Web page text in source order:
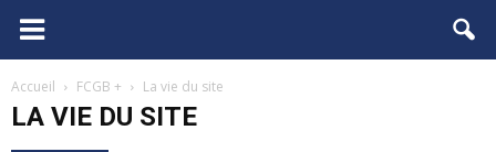
FCGB.net
Accueil FCGB + La vie du site
LA VIE DU SITE